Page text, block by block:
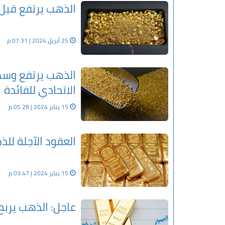
الذهب يرتفع
الذهب يرتفع
الاتحادي للفائدة
العقود الآجلة
عاجل: الذهب يربح 6 دولارات في المعاملات